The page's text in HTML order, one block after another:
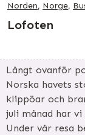
Norden, Norge,
Lofoten
Långt ovanför
Norska havets
klippöar och
juli månad har
Under vår resa